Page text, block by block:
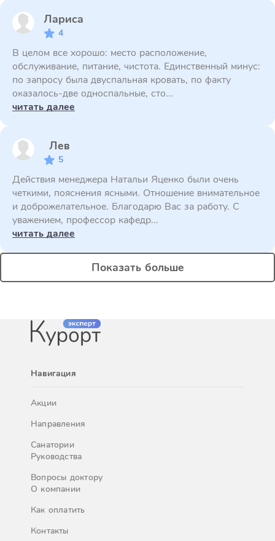
Лариса
4
В целом все хорошо: место расположение,
обслуживание, питание, чистота. Единственный минус:
по запросу была двуспальная кровать, по факту
оказалось-две односпальные, сто...
читать далее
Лев
5
Действия менеджера Натальи Яценко были очень
четкими, пояснения ясными. Отношение внимательное
и доброжелательное. Благодарю Вас за работу. С
уважением, профессор кафедр...
читать далее
Показать больше
Навигация
Акции
Направления
Санатории
Руководства
Вопросы доктору
О компании
Как оплатить
Контакты